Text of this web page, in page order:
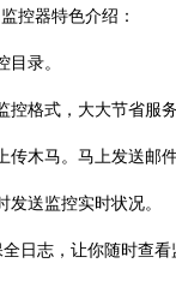
控器特色介绍：
录。
格式，大大节省服务
木马。马上发送邮件
送监控实时状况。
日志，让你随时查看